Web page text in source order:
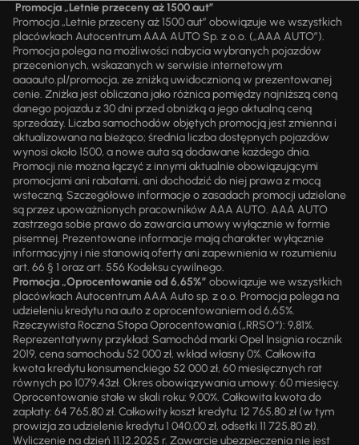
Promocja „Letnie przeceny aż 1500 aut”
Promocja „Letnie przeceny aż 1500 aut” obowiązuje we wszystkich
placówkach Autocentrum AAA AUTO Sp. z o.o. („AAA AUTO”).
Promocja polega na możliwości nabycia wybranych pojazdów
przecenionych, wskazanych w serwisie internetowym
aaaauto.pl/promocja, ze zniżką uwidocznioną w prezentowanej
cenie. Zniżka jest obliczana jako różnica pomiędzy najniższą ceną
danego pojazdu z 30 dni przed obniżką a jego aktualną ceną
sprzedaży. Liczba samochodów objętych promocją jest zmienna i
aktualizowana na bieżąco; średnia liczba dostępnych pojazdów
wynosi około 1500, a nowe auta są dodawane każdego dnia.
Promocji nie można łączyć z innymi aktualnie obowiązującymi
promocjami ani rabatami, ani dochodzić do niej prawa z mocą
wsteczną. Szczegółowe informacje o zasadach promocji udzielane
są przez upoważnionych pracowników AAA AUTO. AAA AUTO
zastrzega sobie prawo do zawarcia umowy wyłącznie w formie
pisemnej. Prezentowane informacje mają charakter wyłącznie
informacyjny i nie stanowią oferty ani zapewnienia w rozumieniu
art. 66 § 1 oraz art. 556 Kodeksu cywilnego.
Promocja „Oprocentowanie od 6,65%” obowiązuje we wszystkich
placówkach Autocentrum AAA Auto sp. z o.o. Promocja polega na
udzieleniu kredytu na auto z oprocentowaniem od 6,65%.
Rzeczywista Roczna Stopa Oprocentowania („RRSO“): 9,81%.
Reprezentatywny przykład: Samochód marki Opel Insignia rocznik
2019, cena samochodu 52 000 zł, wkład własny 0%. Całkowita
kwota kredytu konsumenckiego 52 000 zł, 60 miesięcznych rat
równych po 1079,43zł. Okres obowiązywania umowy: 60 miesięcy.
Oprocentowanie stałe w skali roku: 9,00%. Całkowita kwota do
zapłaty: 64 765,80 zł. Całkowity koszt kredytu: 12 765,80 zł (w tym
prowizja za udzielenie kredytu 1 040,00 zł, odsetki 11 725,80 zł).
Wyliczenie na dzień 11.12.2025 r. Zawarcie ubezpieczenia nie jest